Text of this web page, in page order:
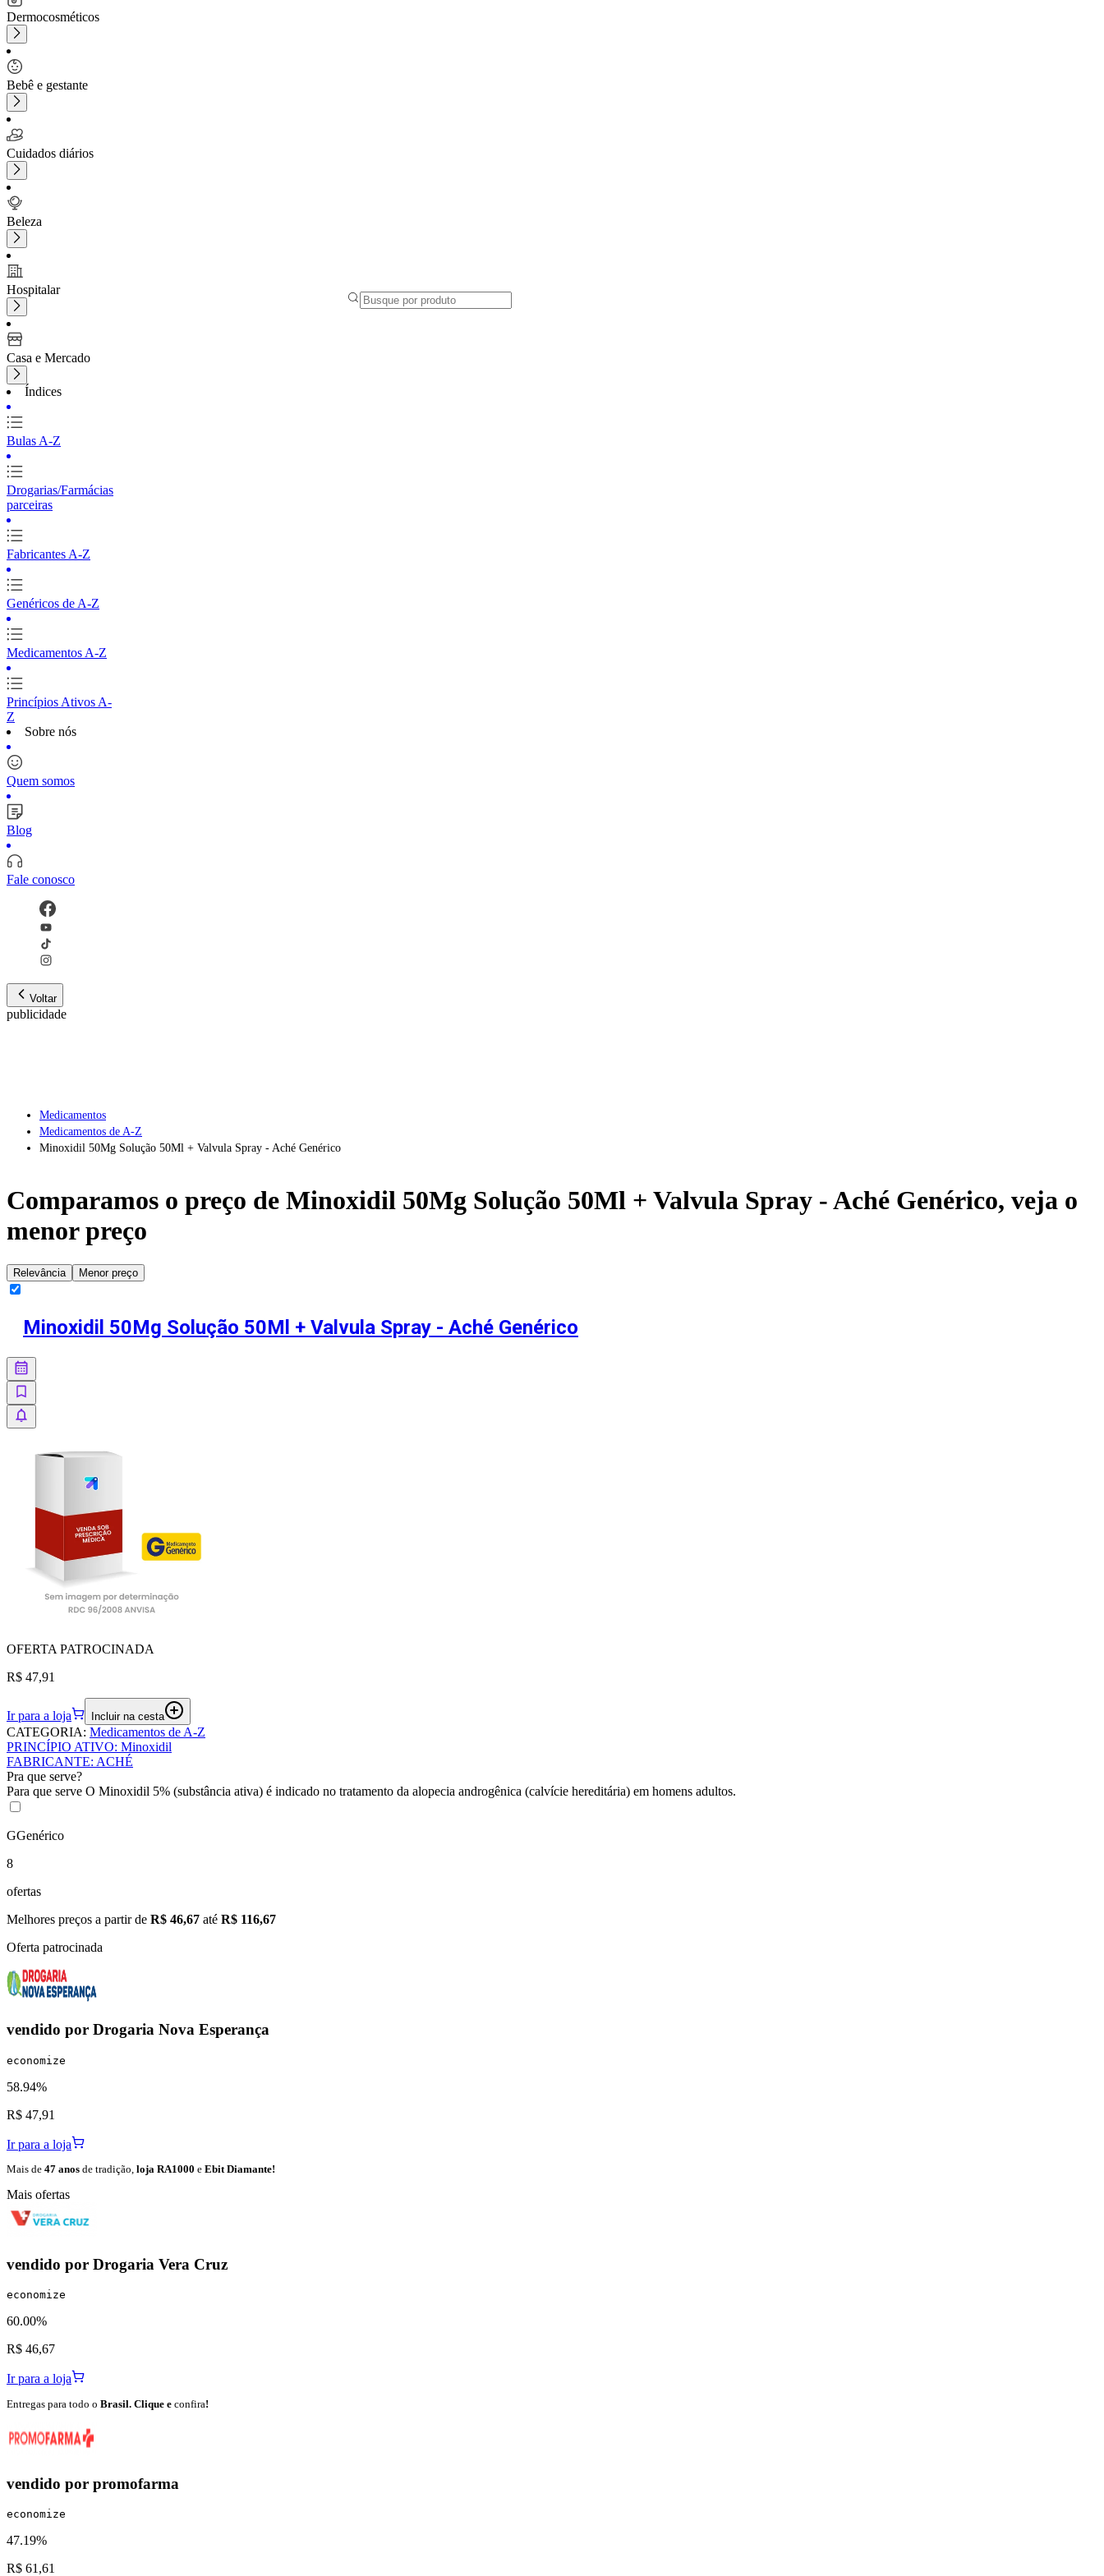
Dermocosméticos
Bebê e gestante
Cuidados diários
Beleza
Hospitalar
Casa e Mercado
Índices
Bulas A-Z
Drogarias/Farmácias
parceiras
Fabricantes A-Z
Genéricos de A-Z
Medicamentos A-Z
Princípios Ativos A-
Z
Sobre nós
Quem somos
Blog
Fale conosco
Voltar
publicidade
Medicamentos
Medicamentos de A-Z
Minoxidil 50Mg Solução 50Ml + Valvula Spray - Aché Genérico
Comparamos o preço de Minoxidil 50Mg Solução 50Ml + Valvula Spray - Aché Genérico, veja o
menor preço
Relevância Menor preço
Minoxidil 50Mg Solução 50Ml + Valvula Spray - Aché Genérico
OFERTA PATROCINADA
R$ 47,91
Ir para a loja Incluir na cesta
CATEGORIA: Medicamentos de A-Z
PRINCÍPIO ATIVO: Minoxidil
FABRICANTE: ACHÉ
Pra que serve?
Para que serve O Minoxidil 5% (substância ativa) é indicado no tratamento da alopecia androgênica (calvície hereditária) em homens adultos.
GGenérico
8
ofertas
Melhores preços a partir de R$ 46,67 até R$ 116,67
Oferta patrocinada
vendido por Drogaria Nova Esperança
economize
58.94%
R$ 47,91
Ir para a loja
Mais de 47 anos de tradição, loja RA1000 e Ebit Diamante!
Mais ofertas
vendido por Drogaria Vera Cruz
economize
60.00%
R$ 46,67
Ir para a loja
Entregas para todo o Brasil. Clique e confira!
vendido por promofarma
economize
47.19%
R$ 61,61